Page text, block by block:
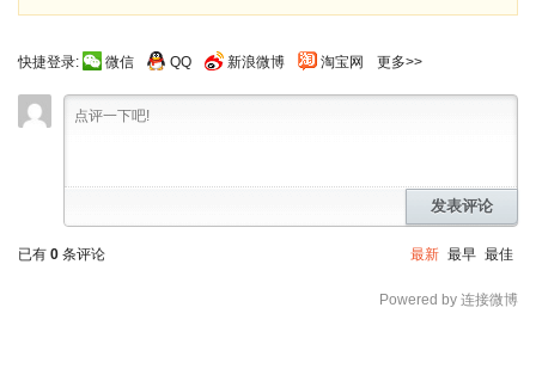
快捷登录: 微信 QQ 新浪微博 淘宝网 更多>>
发表评论
已有 0 条评论 最新 最早 最佳
Powered by 连接微博